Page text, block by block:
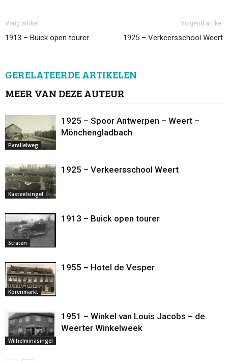
Vorig artikel
1913 – Buick open tourer
Volgend artikel
1925 – Verkeersschool Weert
GERELATEERDE ARTIKELEN
MEER VAN DEZE AUTEUR
Parallelweg
1925 – Spoor Antwerpen – Weert –
Mönchengladbach
Kasteelsingel
1925 – Verkeersschool Weert
Straten
1913 – Buick open tourer
Korenmarkt
1955 – Hotel de Vesper
Wilhelminasingel
1951 – Winkel van Louis Jacobs – de
Weerter Winkelweek